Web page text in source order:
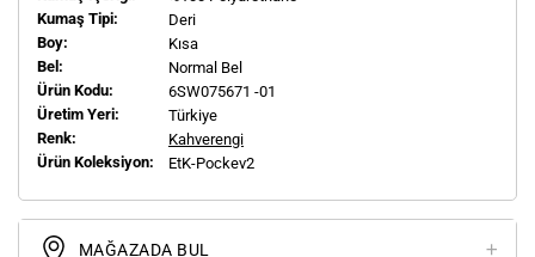
Kumaş Tipi:
Deri
Boy:
Kısa
Bel:
Normal Bel
Ürün Kodu:
6SW075671 -01
Üretim Yeri:
Türkiye
Renk:
Kahverengi
Ürün Koleksiyon:
EtK-Pockev2
MAĞAZADA BUL